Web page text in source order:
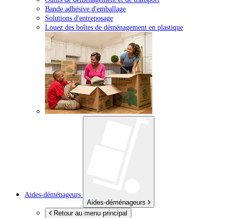
Bande adhésive d'emballage
Solutions d'entreposage
Louez des boîtes de déménagement en plastique
Aides-déménageurs
Aides-déménageurs
Retour au menu principal